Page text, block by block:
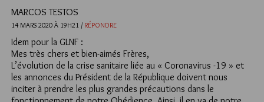
MARCOS TESTOS
14 MARS 2020 À 19H21 / RÉPONDRE
Idem pour la GLNF :
Mes très chers et bien-aimés Frères,
L’évolution de la crise sanitaire liée au « Coronavirus -19 » et
les annonces du Président de la République doivent nous
inciter à prendre les plus grandes précautions dans le